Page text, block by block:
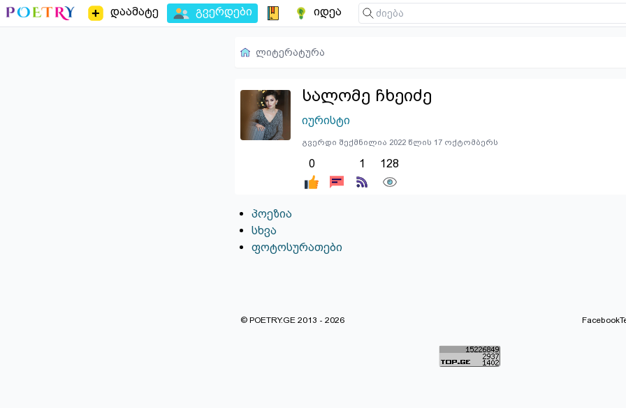
დაამატე გვერდები იდეა
ლიტერატურა
სალომე ჩხეიძე
იურისტი
გვერდი შექმნილია 2022 წლის 17 ოქტომბერს
0 1 128
პოეზია
სხვა
ფოტოსურათები
© POETRY.GE 2013 - 2026 Facebook